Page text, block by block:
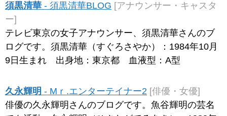
須黒清華 - 須黒清華BLOG [アナウンサー・キャスタ
ー]
テレビ東京の女子アナウンサー、須黒清華さんのブ
ログです。須黒清華（すぐろさやか）：1984年10月
9日生まれ 出身地：東京都 血液型：A型
久永輝明 - Mｒ.エンターテイナー2 [俳優・女優]
俳優の久永輝明さんのブログです。魚谷輝明の芸名